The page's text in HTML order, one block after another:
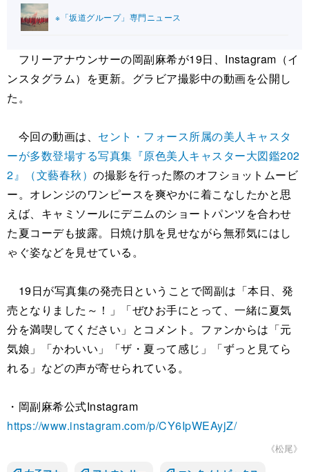
※「坂道グループ」専門ニュース
フリーアナウンサーの岡副麻希が19日、Instagram（イ
ンスタグラム）を更新。グラビア撮影中の動画を公開し
た。
今回の動画は、 セント・フォース所属の美人キャスタ
ーが多数登場する写真集『原色美人キャスター大図鑑202
2』（文藝春秋） の撮影を行った際のオフショットムービ
ー。オレンジのワンピースを爽やかに着こなしたかと思
えば、キャミソールにデニムのショートパンツを合わせ
た夏コーデも披露。日焼け肌を見せながら無邪気にはし
ゃぐ姿などを見せている。
19日が写真集の発売日ということで岡副は「本日、発
売となりました～！」「ぜひお手にとって、一緒に夏気
分を満喫してください」とコメント。ファンからは「元
気娘」「かわいい」「ザ・夏って感じ」「ずっと見てら
れる」などの声が寄せられている。
・岡副麻希公式Instagram
https://www.instagram.com/p/CY6IpWEAyjZ/
《松尾》